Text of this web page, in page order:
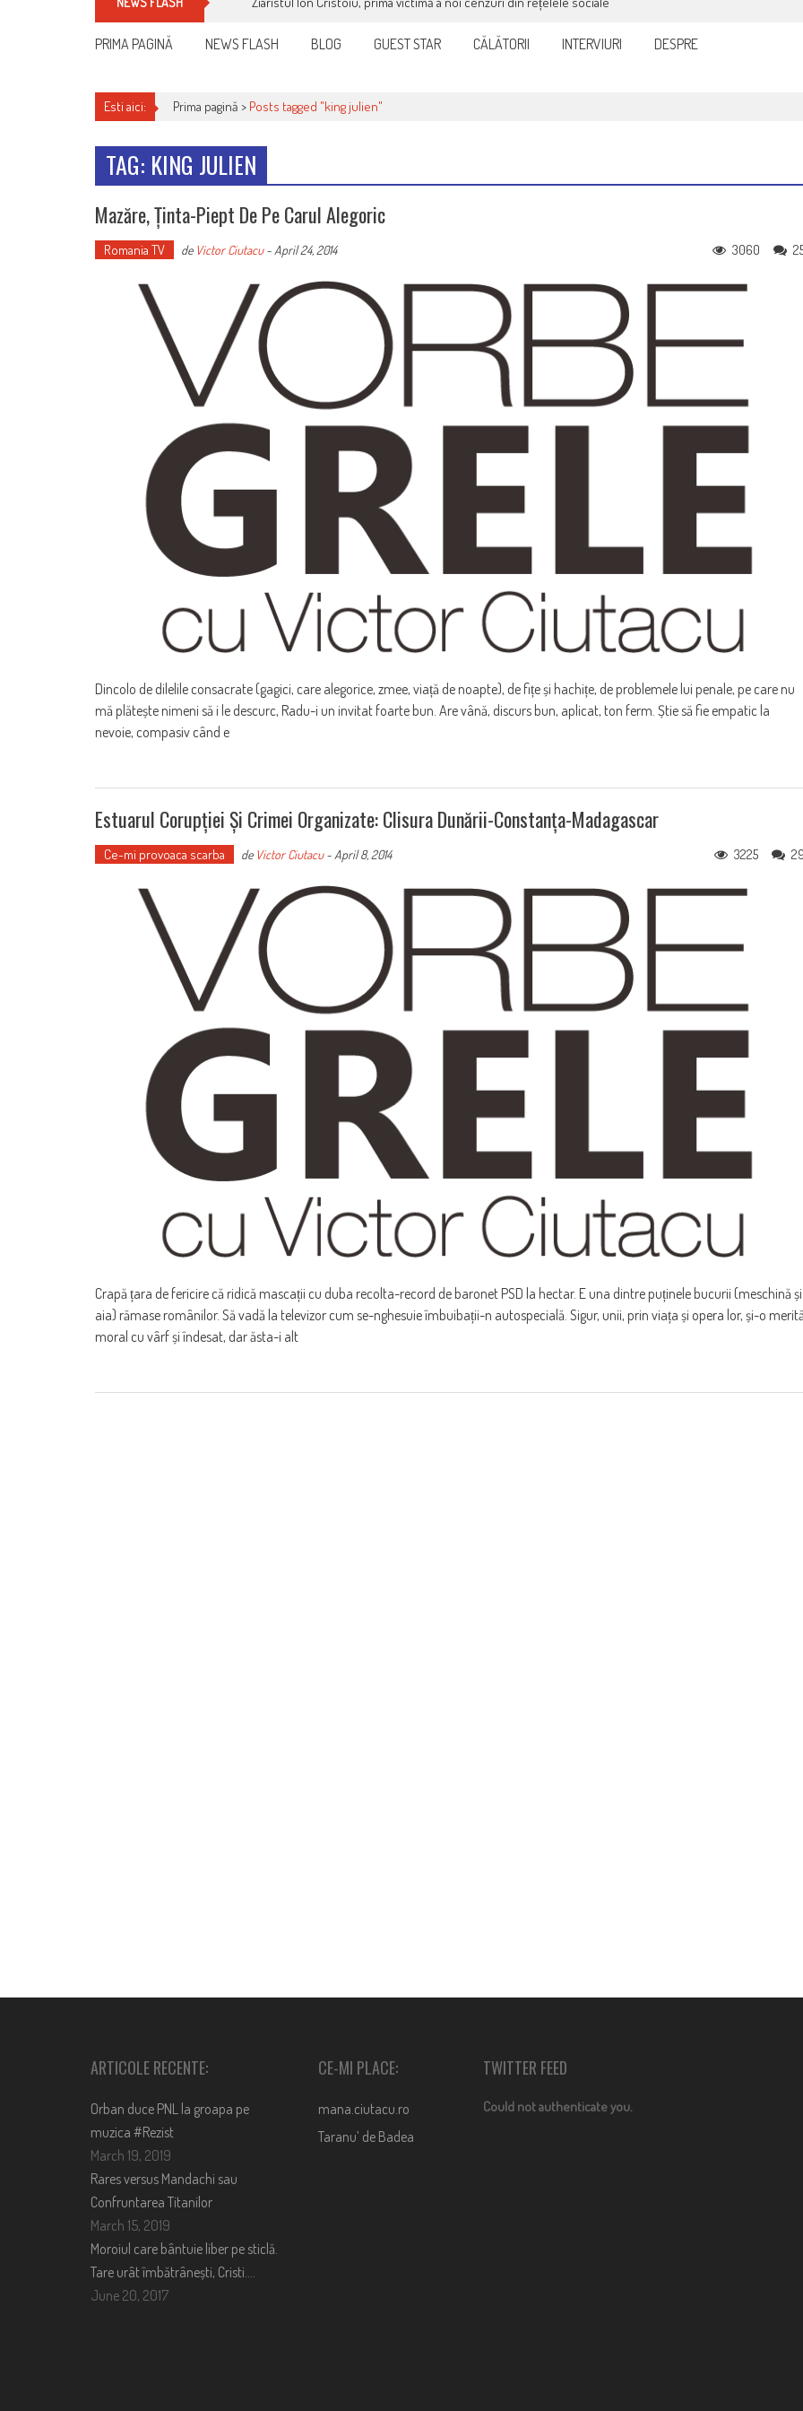
PRIMA PAGINĂ NEWS FLASH BLOG GUEST STAR CĂLĂTORII INTERVIURI DESPRE
Esti aici: Prima pagină > Posts tagged "king julien"
TAG: KING JULIEN
Mazăre, Ținta-Piept De Pe Carul Alegoric
Romania TV de Victor Ciutacu- April 24, 2014 3060
Dincolo de dilelile consacrate (gagici, care alegorice, zmee, viață de noapte), de fițe și hachițe, de problemele lui penale, pe care nu
mă plătește nimeni să i le descurc, Radu-i un invitat foarte bun. Are vână, discurs bun, aplicat, ton ferm. Știe să fie empatic la
nevoie, compasiv când e
Estuarul Corupției Și Crimei Organizate: Clisura Dunării-Constanța-Madagascar
Ce-mi provoaca scarba de Victor Ciutacu- April 8, 2014 3225
Crapă țara de fericire că ridică mascații cu duba recolta-record de baronet PSD la hectar. E una dintre puținele bucurii (meschină și
aia) rămase românilor. Să vadă la televizor cum se-nghesuie îmbuibații-n autospecială. Sigur, unii, prin viața și opera lor, și-o
moral cu vârf și îndesat, dar ăsta-i alt
ARTICOLE RECENTE:
Orban duce PNL la groapa pe
muzica #Rezist
March 19, 2019
Rares versus Mandachi sau
Confruntarea Titanilor
March 15, 2019
Moroiul care bântuie liber pe sticlă.
Tare urât îmbătrânești, Cristi….
June 20, 2017
CE-MI PLACE:
mana.ciutacu.ro
Taranu’ de Badea
TWITTER FEED
Could not authenticate you.